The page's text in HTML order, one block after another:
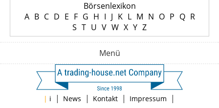
Börsenlexikon
A B C D E F G H I J K L M N O P Q R
S T U V W X Y Z
Menü
| i | News | Kontakt | Impressum |